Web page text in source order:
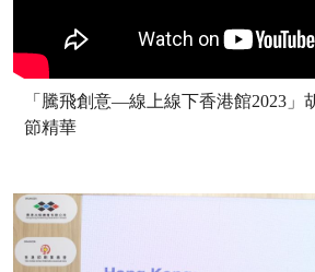
「騰飛創意—線上線下香港館2023」
節精華